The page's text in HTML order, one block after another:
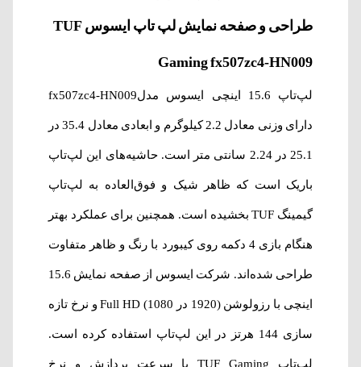
طراحی و صفحه نمایش لپ‌ تاپ ایسوس TUF
Gaming fx507zc4-HN009
لپ‌تاپ 15.6 اینچی ایسوس مدلfx507zc4-HN009
دارای وزنی معادل 2.2 کیلوگرم و ابعادی معادل 35.4 در
25.1 در 2.24 سانتی متر است. حاشیه‌های این لپ‌تاپ
باریک است که ظاهر شیک و فوق‌العاده به لپ‌تاپ
گیمینگ TUF بخشیده است. همچنین برای عملکرد بهتر
هنگام بازی 4 دکمه روی کیبورد با رنگ و ظاهر متفاوت
طراحی شده‌اند. شرکت ایسوس از صفحه نمایش 15.6
اینچی با رزولوشن (1920 در 1080) Full HD و نرخ تازه
سازی 144 هرتز در این لپ‌تاپ استفاده کرده است.
لپ‌تاپ TUF Gaming با سرعت پردازش و نرخ